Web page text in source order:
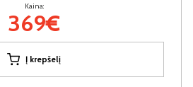
Kaina:
369€
Į krepšelį